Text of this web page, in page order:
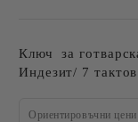
Ключ за
Индезит/ 7
Ориентировъчни цени